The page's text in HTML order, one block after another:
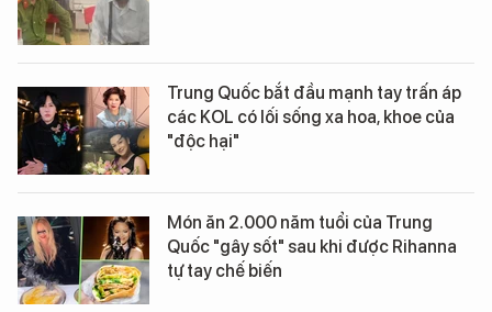
Trung Quốc bắt đầu mạnh tay trấn áp
các KOL có lối sống xa hoa, khoe của
"độc hại"
Món ăn 2.000 năm tuổi của Trung
Quốc "gây sốt" sau khi được Rihanna
tự tay chế biến